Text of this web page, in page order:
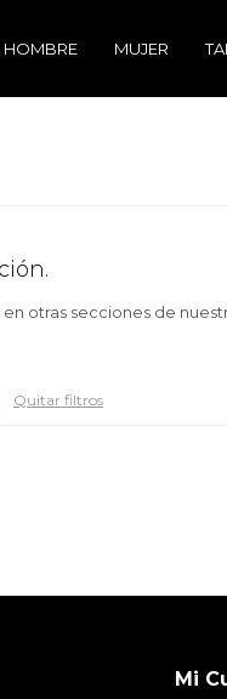
HOMBRE MUJER
otras secciones de
Quitar filtros
Mi